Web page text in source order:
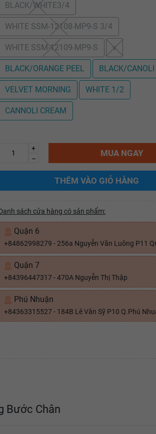
BLACK/WHITE3/4
WHITE SSM-12108-MP9-S 3/4
WHITE SSM-12109-MP9-S v
BLACK/ORANGE PEEL BLACK/
VELVET MORNING WHITE 1/2
CANNOLI CREAM
+
–
MUA NGAY
THÊM VÀO GIỎ HÀNG
sách cửa hàng có sản phẩm:
Quận 6
+84862998279 - 256a Nguyễn Văn Luông P11
Quận 7
+84396447317 - 470A Nguyễn Thị Thập
Phú Nhuận
+84363315527 - 184B Lê Văn Sỹ P10 Q.Phú
Bước Chân